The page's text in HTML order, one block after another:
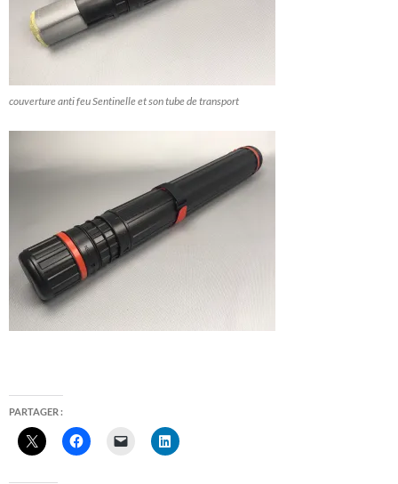
couverture anti feu Sentinelle et son tube de transport
PARTAGER :